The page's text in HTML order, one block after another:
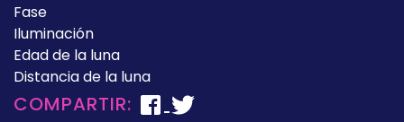
Fase
Iluminación
Edad de la luna
Distancia de la luna
COMPARTIR: